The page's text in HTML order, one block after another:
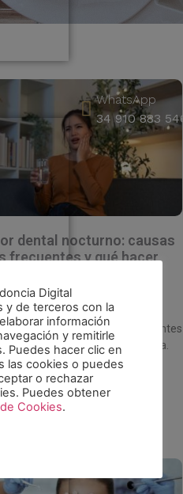
WhatsApp
34 910 883 546
dental nocturno: causas
frecuentes y qué hacer
2026
No hay comentarios
dental nocturno es una de las
más intensas y desesperantes
experimentar una persona.
veces aparece de forma
cuando el cuerpo está en
>>
Digital
y de terceros con la
información
y remitirle
Puedes hacer clic en
las cookies o puedes
o rechazar
Puedes obtener
Cookies.